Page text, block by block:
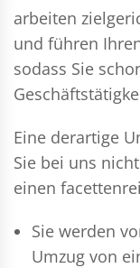
arbeiten
und führen
sodass Sie
Eine derartige
Sie bei uns
einen
Sie werden
Umzug von